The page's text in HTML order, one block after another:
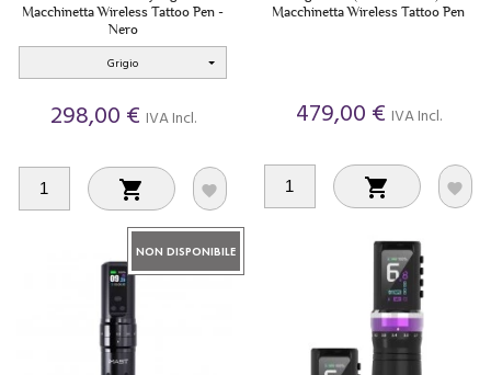
Macchinetta Wireless Tattoo Pen -
Nero
Grigio
298,00 € IVA Incl.
 
Macchinetta Wireless Tattoo Pen
479,00 € IVA Incl.
 
NON DISPONIBILE